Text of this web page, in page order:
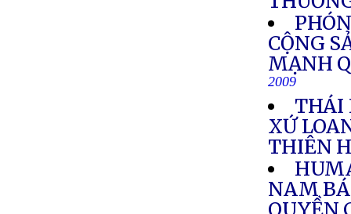
CỘNG
MẠNH
2009
THÁI
XỨ
THIÊN
NAM